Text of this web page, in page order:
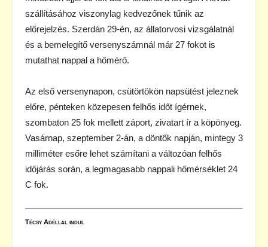
szállításához viszonylag kedvezőnek tűnik az
előrejelzés. Szerdán 29-én, az állatorvosi vizsgálatnál
és a bemelegítő versenyszámnál már 27 fokot is
mutathat nappal a hőmérő.
Az első versenynapon, csütörtökön napsütést jeleznek
előre, pénteken közepesen felhős időt ígérnek,
szombaton 25 fok mellett záport, zivatart ír a köpönyeg.
Vasárnap, szeptember 2-án, a döntők napján, mintegy 3
milliméter esőre lehet számítani a változóan felhős
időjárás során, a legmagasabb nappali hőmérséklet 24
C fok.
Técsy Adéllal indul